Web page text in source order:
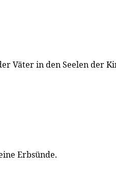
Väter in den Seelen der
Erbsünde.